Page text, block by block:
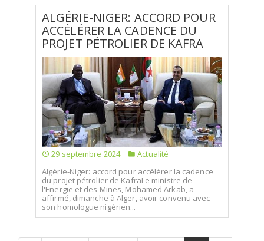
ALGÉRIE-NIGER: ACCORD POUR
ACCÉLÉRER LA CADENCE DU
PROJET PÉTROLIER DE KAFRA
29 septembre 2024
Actualité
Algérie-Niger: accord pour accélérer la cadence
du projet pétrolier de KafraLe ministre de
l'Energie et des Mines, Mohamed Arkab, a
affirmé, dimanche à Alger, avoir convenu avec
son homologue nigérien...